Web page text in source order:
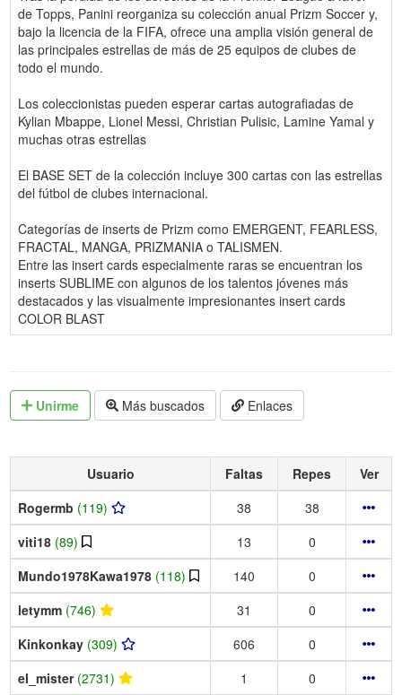
de Topps, Panini reorganiza su colección anual Prizm Soccer y,
bajo la licencia de la FIFA, ofrece una amplia visión general de
las principales estrellas de más de 25 equipos de clubes de
todo el mundo.
Los coleccionistas pueden esperar cartas autografiadas de
Kylian Mbappe, Lionel Messi, Christian Pulisic, Lamine Yamal y
muchas otras estrellas
El BASE SET de la colección incluye 300 cartas con las estrellas
del fútbol de clubes internacional.
Categorías de inserts de Prizm como EMERGENT, FEARLESS,
FRACTAL, MANGA, PRIZMANIA o TALISMEN.
Entre las insert cards especialmente raras se encuentran los
inserts SUBLIME con algunos de los talentos jóvenes más
destacados y las visualmente impresionantes insert cards
COLOR BLAST
Unirme Más buscados Enlaces
Usuario Faltas Repes
Ver
Rogermb (119) 38
38
viti18 (89) 13
0
Mundo1978Kawa1978 (118) 140
0
letymm (746) 31
0
Kinkonkay (309) 606
0
el_mister (2731) 1 0